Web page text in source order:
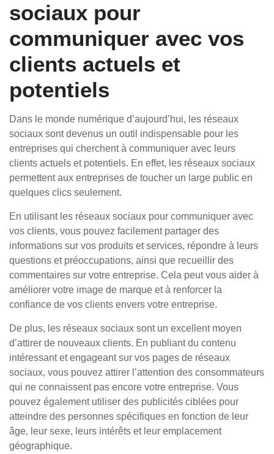
sociaux pour
communiquer avec vos
clients actuels et
potentiels
Dans le monde numérique d’aujourd’hui, les réseaux
sociaux sont devenus un outil indispensable pour les
entreprises qui cherchent à communiquer avec leurs
clients actuels et potentiels. En effet, les réseaux sociaux
permettent aux entreprises de toucher un large public en
quelques clics seulement.
En utilisant les réseaux sociaux pour communiquer avec
vos clients, vous pouvez facilement partager des
informations sur vos produits et services, répondre à leurs
questions et préoccupations, ainsi que recueillir des
commentaires sur votre entreprise. Cela peut vous aider à
améliorer votre image de marque et à renforcer la
confiance de vos clients envers votre entreprise.
De plus, les réseaux sociaux sont un excellent moyen
d’attirer de nouveaux clients. En publiant du contenu
intéressant et engageant sur vos pages de réseaux
sociaux, vous pouvez attirer l’attention des consommateurs
qui ne connaissent pas encore votre entreprise. Vous
pouvez également utiliser des publicités ciblées pour
atteindre des personnes spécifiques en fonction de leur
âge, leur sexe, leurs intérêts et leur emplacement
géographique.